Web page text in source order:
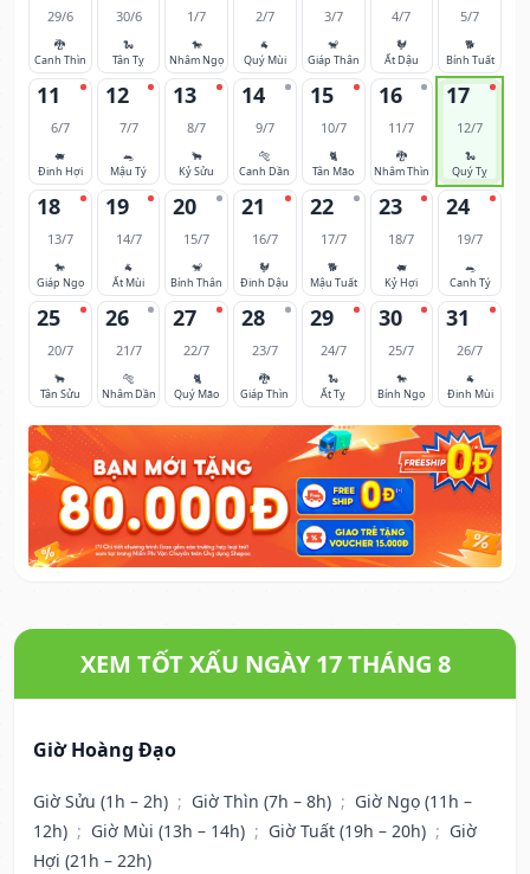
29/6
🐉
Canh Thìn
30/6
🐍
Tân Tỵ
1/7
🐎
Nhâm Ngọ
2/7
🐐
Quý Mùi
3/7
🐒
Giáp Thân
4/7
🐓
Ất Dậu
5/7
🐕
Bính Tuất
11
6/7
🐖
Đinh Hợi
12
7/7
🐀
Mậu Tý
13
8/7
🐂
Kỷ Sửu
14
9/7
🐅
Canh Dần
15
10/7
🐈
Tân Mão
16
11/7
🐉
Nhâm Thìn
17
12/7
🐍
Quý Tỵ
18
13/7
🐎
Giáp Ngọ
19
14/7
🐐
Ất Mùi
20
15/7
🐒
Bính Thân
21
16/7
🐓
Đinh Dậu
22
17/7
🐕
Mậu Tuất
23
18/7
🐖
Kỷ Hợi
24
19/7
🐀
Canh Tý
25
20/7
🐂
Tân Sửu
26
21/7
🐅
Nhâm Dần
27
22/7
🐈
Quý Mão
28
23/7
🐉
Giáp Thìn
29
24/7
🐍
Ất Tỵ
30
25/7
🐎
Bính Ngọ
31
26/7
🐐
Đinh Mùi
XEM TỐT XẤU NGÀY 17 THÁNG 8
Giờ Hoàng Đạo
Giờ Sửu (1h – 2h) ; Giờ Thìn (7h – 8h) ; Giờ Ngọ (11h –
12h) ; Giờ Mùi (13h – 14h) ; Giờ Tuất (19h – 20h) ; Giờ
Hợi (21h – 22h)